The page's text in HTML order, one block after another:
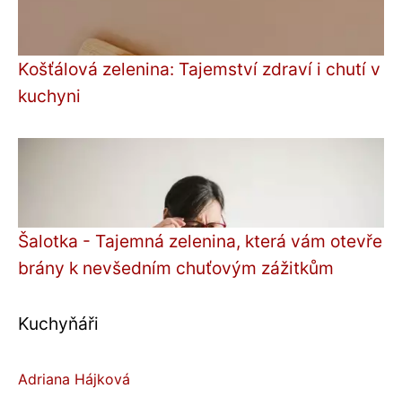
Košťálová zelenina: Tajemství zdraví i chutí v
kuchyni
Šalotka - Tajemná zelenina, která vám otevře
brány k nevšedním chuťovým zážitkům
Kuchyňáři
Adriana Hájková